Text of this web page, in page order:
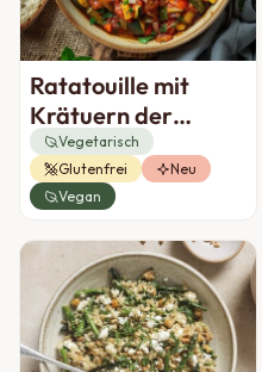
Ratatouille mit
Krätuern der
Provence
Vegetarisch
Glutenfrei
Neu
Vegan